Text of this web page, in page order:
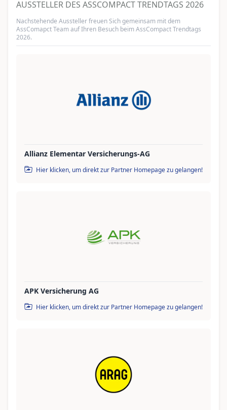
AUSSTELLER DES ASSCOMPACT TRENDTAGS 2026
Nachstehende Aussteller freuen Sich gemeinsam mit dem
AssComapct Team auf Ihren Besuch beim AssCompact Trendtags
2026.
Allianz Elementar Versicherungs-AG
Hier klicken, um direkt zur Partner Homepage zu gelangen!
APK Versicherung AG
Hier klicken, um direkt zur Partner Homepage zu gelangen!